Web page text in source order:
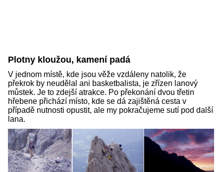
Plotny kloužou, kamení padá
V jednom místě, kde jsou věže vzdáleny natolik, že
překrok by neudělal ani basketbalista, je zřízen lanový
můstek. Je to zdejší atrakce. Po překonání dvou třetin
hřebene přichází místo, kde se dá zajištěná cesta v
případě nutnosti opustit, ale my pokračujeme sutí pod další
lana.